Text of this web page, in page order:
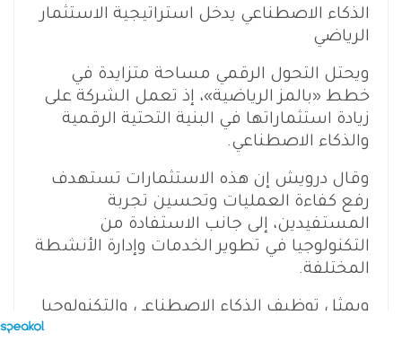
الذكاء الاصطناعي يدخل استراتيجية الاستثمار
الرياضي
ويحتل التحول الرقمي مساحة متزايدة في
خطط «بالمز الرياضية»، إذ تعمل الشركة على
زيادة استثماراتها في البنية التحتية الرقمية
والذكاء الاصطناعي.
وقال درويش إن هذه الاستثمارات تستهدف
رفع كفاءة العمليات وتحسين تجربة
المستفيدين، إلى جانب الاستفادة من
التكنولوجيا في تطوير الخدمات وإدارة الأنشطة
المختلفة.
ويمثل توظيف الذكاء الاصطناعي والتكنولوجيا
أحد أبرز التحولات التي يشهدها اقتصاد الرياضة